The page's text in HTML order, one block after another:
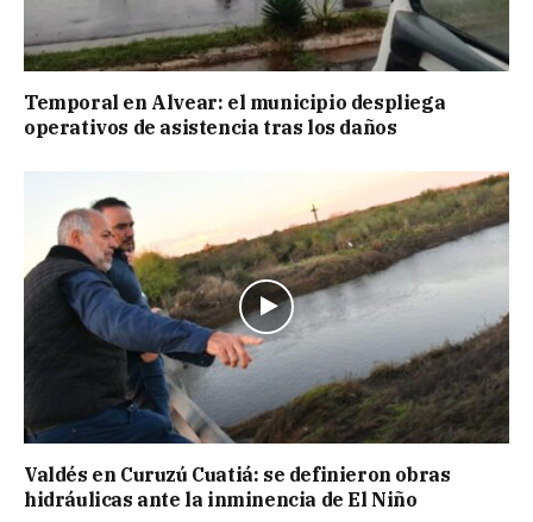
Temporal en Alvear: el municipio despliega
operativos de asistencia tras los daños
Valdés en Curuzú Cuatiá: se definieron obras
hidráulicas ante la inminencia de El Niño